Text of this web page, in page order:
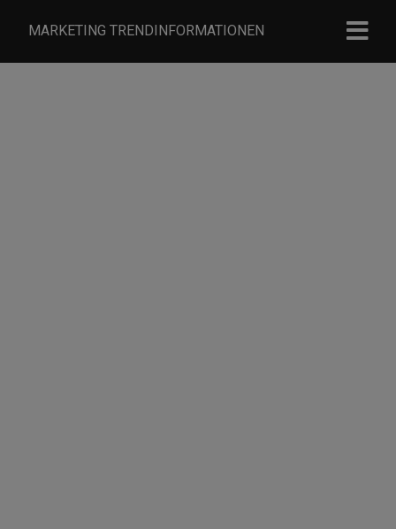
MARKETING TRENDINFORMATIONEN